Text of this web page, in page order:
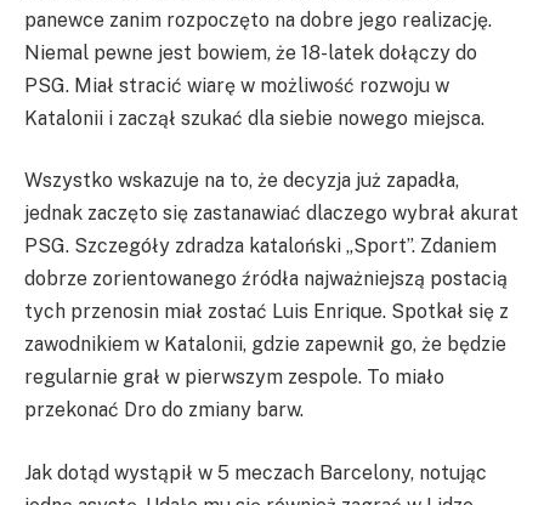
panewce zanim rozpoczęto na dobre jego realizację.
Niemal pewne jest bowiem, że 18-latek dołączy do
PSG. Miał stracić wiarę w możliwość rozwoju w
Katalonii i zaczął szukać dla siebie nowego miejsca.
Wszystko wskazuje na to, że decyzja już zapadła,
jednak zaczęto się zastanawiać dlaczego wybrał akurat
PSG. Szczegóły zdradza kataloński „Sport”. Zdaniem
dobrze zorientowanego źródła najważniejszą postacią
tych przenosin miał zostać Luis Enrique. Spotkał się z
zawodnikiem w Katalonii, gdzie zapewnił go, że będzie
regularnie grał w pierwszym zespole. To miało
przekonać Dro do zmiany barw.
Jak dotąd wystąpił w 5 meczach Barcelony, notując